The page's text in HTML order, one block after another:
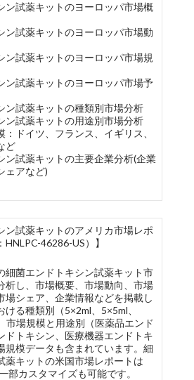
ン試薬キットのヨーロッパ市場概
ン試薬キットのヨーロッパ市場動
ン試薬キットのヨーロッパ市場規
ン試薬キットのヨーロッパ市場予
ン試薬キットの種類別市場分析
ン試薬キットの用途別市場分析
：ドイツ、フランス、イギリス、
ど
ン試薬キットの主要企業分析(企業
ェアなど)
ン試薬キットのアメリカ市場レポ
46286-US）】
細菌エンドトキシン試薬キット市
析し、市場概要、市場動向、市場
場シェア、企業情報などを掲載し
る種類別（5×2ml、5×5ml、
市場規模と用途別（医薬品エンド
ドトキシン、医療機器エンドトキ
規模データも含まれています。細
薬キットの米国市場レポートは
部カスタマイズも可能です。